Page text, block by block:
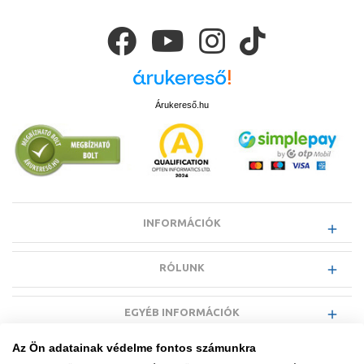
Árukereső.hu
INFORMÁCIÓK
RÓLUNK
EGYÉB INFORMÁCIÓK
Az Ön adatainak védelme fontos számunkra